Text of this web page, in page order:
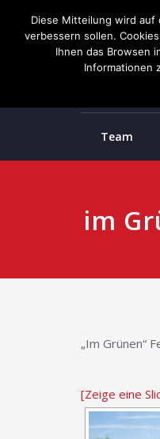
Team
im
„Im Grünen“
[Zeige eine
Diese Mitteilung wird auf
verbessern sollen.
Ihnen das Browsen
Informationen